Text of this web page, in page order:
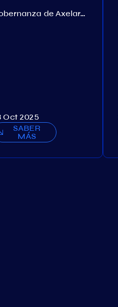
Gobernanza de Axelar. Propuesta №385
Oct 2025
SABER
MÁS